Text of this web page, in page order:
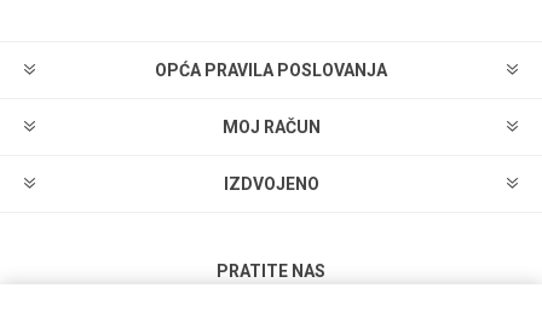
OPĆA PRAVILA POSLOVANJA
MOJ RAČUN
IZDVOJENO
PRATITE NAS